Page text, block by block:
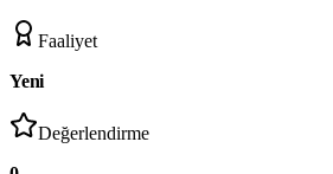
Faaliyet
Yeni
Değerlendirme